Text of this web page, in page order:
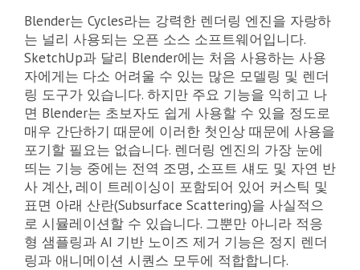
Blender는 Cycles라는 강력한 렌더링 엔진을 자랑하
는 널리 사용되는 오픈 소스 소프트웨어입니다.
SketchUp과 달리 Blender에는 처음 사용하는 사용
자에게는 다소 어려울 수 있는 많은 모델링 및 렌더
링 도구가 있습니다. 하지만 주요 기능을 익히고 나
면 Blender는 초보자도 쉽게 사용할 수 있을 정도로
매우 간단하기 때문에 이러한 첫인상 때문에 사용을
포기할 필요는 없습니다. 렌더링 엔진의 가장 눈에
띄는 기능 중에는 전역 조명, 소프트 섀도 및 자연 반
사 계산, 레이 트레이싱이 포함되어 있어 커스틱 및
표면 아래 산란(Subsurface Scattering)을 사실적으
로 시뮬레이션할 수 있습니다. 그뿐만 아니라 적응
형 샘플링과 AI 기반 노이즈 제거 기능은 정지 렌더
링과 애니메이션 시퀀스 모두에 적합합니다.